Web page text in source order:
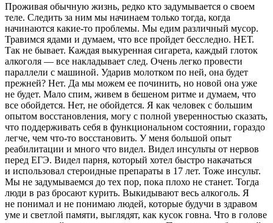
Проживая обычную жизнь, редко кто задумывается о своем
теле. Следить за ним мы начинаем только тогда, когда
начинаются какие-то проблемы. Мы едим различный мусор.
Травимся ядами и думаем, что все пройдет бесследно. НЕТ.
Так не бывает. Каждая выкуренная сигарета, каждый глоток
алкоголя — все накладывает след. Очень легко провести
параллели с машиной. Ударив молотком по ней, она будет
прежней? Нет. Да мы можем ее починить, но новой она уже
не будет. Мало спим, живем в бешеном ритме и думаем, что
все обойдется. Нет, не обойдется. Я как человек с большим
опытом восстановления, могу с полной уверенностью сказать,
что поддерживать себя в функциональном состоянии, гораздо
легче, чем что-то восстановить. У меня большой опыт
реабилитации и много что видел. Видел инсульты от нервов
перед ЕГЭ. Видел парня, который хотел быстро накачаться
и использовал стероидные препараты в 17 лет. Тоже инсульт.
Мы не задумываемся до тех пор, пока плохо не станет. Тогда
люди в раз бросают курить. Выкидывают весь алкоголь. Я
не понимал и не понимаю людей, которые будучи в здравом
уме и светлой памяти, выглядят, как кусок говна. Что в голове